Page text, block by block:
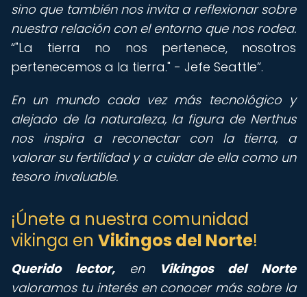
sino que también nos invita a reflexionar sobre
nuestra relación con el entorno que nos rodea.
"La tierra no nos pertenece, nosotros
pertenecemos a la tierra." - Jefe Seattle .
En un mundo cada vez más tecnológico y
alejado de la naturaleza, la figura de Nerthus
nos inspira a reconectar con la tierra, a
valorar su fertilidad y a cuidar de ella como un
tesoro invaluable.
¡Únete a nuestra comunidad
vikinga en Vikingos del Norte!
Querido lector,en
Vikingos del Norte
valoramos tu interés en conocer más sobre la